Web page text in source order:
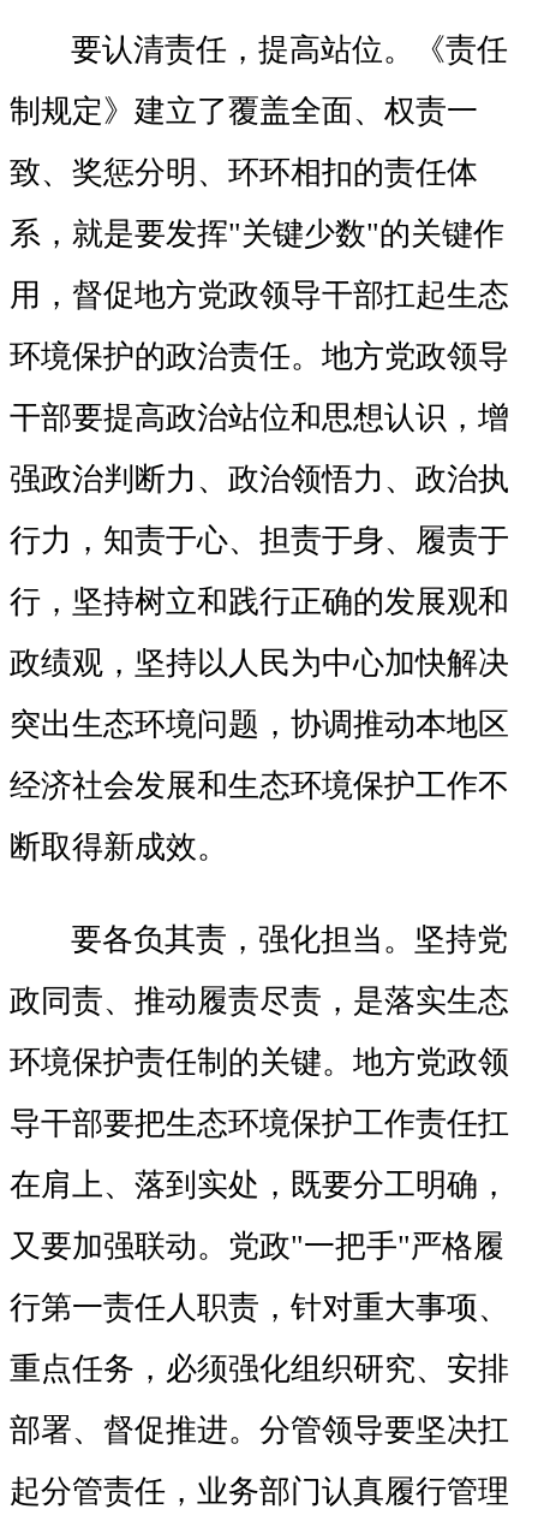
要认清责任，提高站位。《责任
制规定》建立了覆盖全面、权责一
致、奖惩分明、环环相扣的责任体
系，就是要发挥"关键少数"的关键作
用，督促地方党政领导干部扛起生态
环境保护的政治责任。地方党政领导
干部要提高政治站位和思想认识，增
强政治判断力、政治领悟力、政治执
行力，知责于心、担责于身、履责于
行，坚持树立和践行正确的发展观和
政绩观，坚持以人民为中心加快解决
突出生态环境问题，协调推动本地区
经济社会发展和生态环境保护工作不
断取得新成效。
要各负其责，强化担当。坚持党
政同责、推动履责尽责，是落实生态
环境保护责任制的关键。地方党政领
导干部要把生态环境保护工作责任扛
在肩上、落到实处，既要分工明确，
又要加强联动。党政"一把手"严格履
行第一责任人职责，针对重大事项、
重点任务，必须强化组织研究、安排
部署、督促推进。分管领导要坚决扛
起分管责任，业务部门认真履行管理